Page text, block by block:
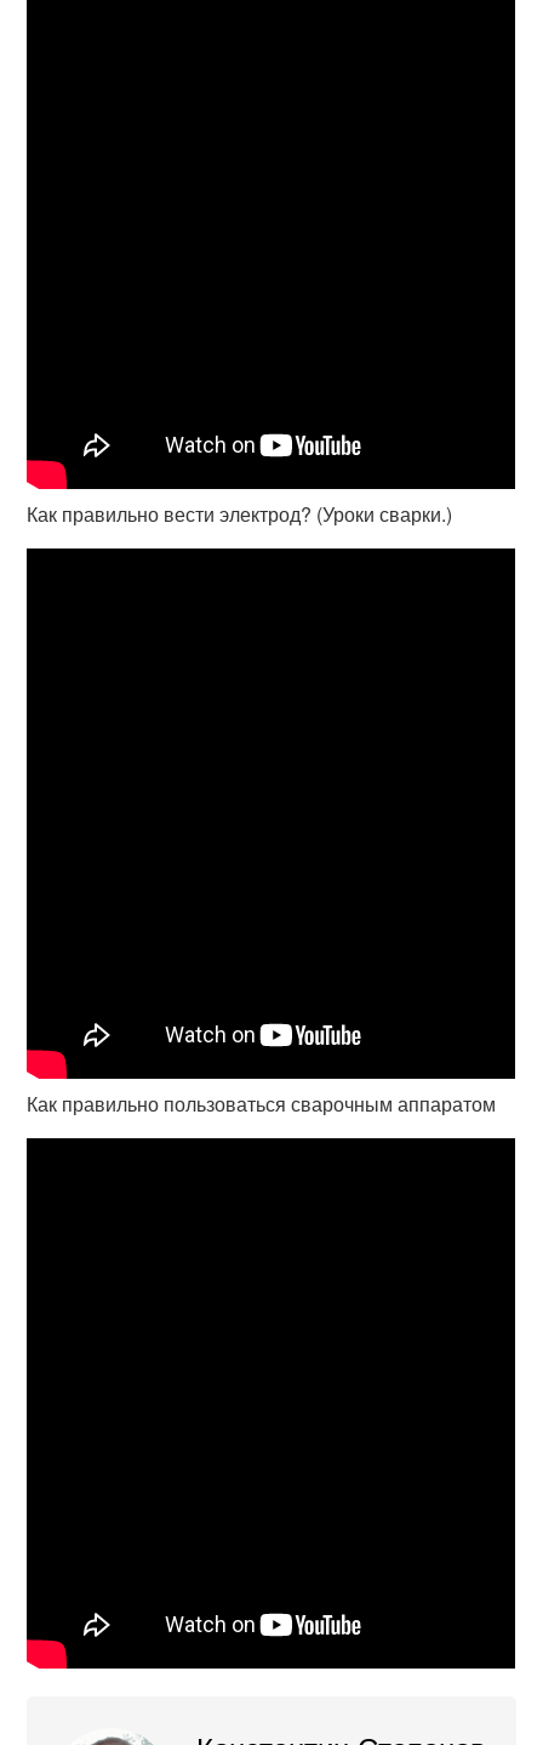
Как правильно вести электрод? (Уроки сварки.)
Как правильно пользоваться сварочным аппаратом